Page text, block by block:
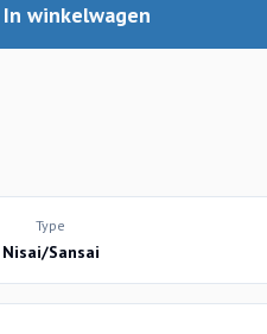
In winkelwagen
Type
Nisai/Sansai